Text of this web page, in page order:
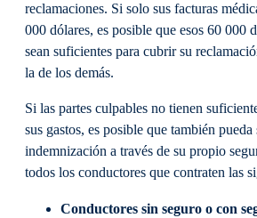
reclamaciones. Si solo sus facturas
000 dólares, es posible que esos 60 000
sean suficientes para cubrir su
la de los demás.
Si las partes culpables no tienen
sus gastos, es posible que también
indemnización a través de su propio
todos los conductores que contraten las
Conductores sin seguro o con